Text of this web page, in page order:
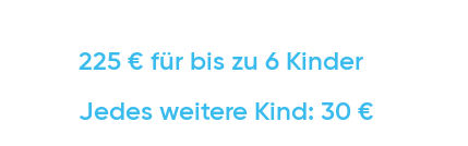
225 € für bis zu 6 Kinder
Jedes weitere Kind: 30 €